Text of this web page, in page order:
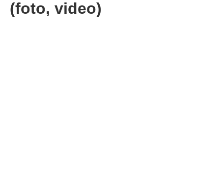
(foto, video)